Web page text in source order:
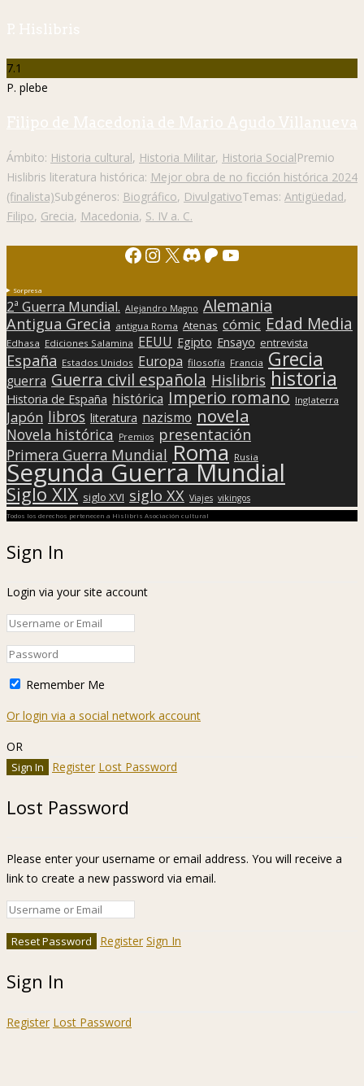
P. Hislibris
7.1
P. plebe
Filipo de Macedonia de Mario Agudo Villanueva
Ámbito: Historia cultural, Historia Militar, Historia SocialPremio
Hislibris literatura histórica: Mejor obra de no ficción histórica 2024
(finalista)Subgéneros: Biográfico, DivulgativoTemas: Antigüedad,
Filipo, Grecia, Macedonia, S. IV a. C.
Facebook
Instagram
X Discord
Patreon
YouTube
Sorpresa
2ª Guerra Mundial. Alejandro Magno Alemania
Antigua Grecia antigua Roma Atenas cómic Edad Media
Edhasa Ediciones Salamina EEUU Egipto Ensayo entrevista
España Estados Unidos Europa filosofía Francia Grecia
guerra Guerra civil española Hislibris historia
Historia de España histórica Imperio romano Inglaterra
Japón libros literatura nazismo novela
Novela histórica Premios presentación
Primera Guerra Mundial Roma Rusia
Segunda Guerra Mundial
Siglo XIX siglo XVI siglo XX Viajes vikingos
Todos los derechos pertenecen a Hislibris Asociación cultural
Sign In
Login via your site account
Remember Me
Or login via a social network account
OR
Register Lost Password
Lost Password
Please enter your username or email address. You will receive a
link to create a new password via email.
Register Sign In
Sign In
Register Lost Password